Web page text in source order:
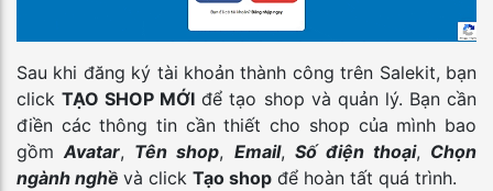
Sau khi đăng ký tài khoản thành công trên Salekit, bạn
clickTẠO SHOP MỚI để tạo shop và quản lý. Bạn cần
điền các thông tin cần thiết cho shop của mình bao
gồmAvatar, Tên shop, Email, Số điện thoại, Chọn
ngành nghề và click Tạo shop để hoàn tất quá trình.